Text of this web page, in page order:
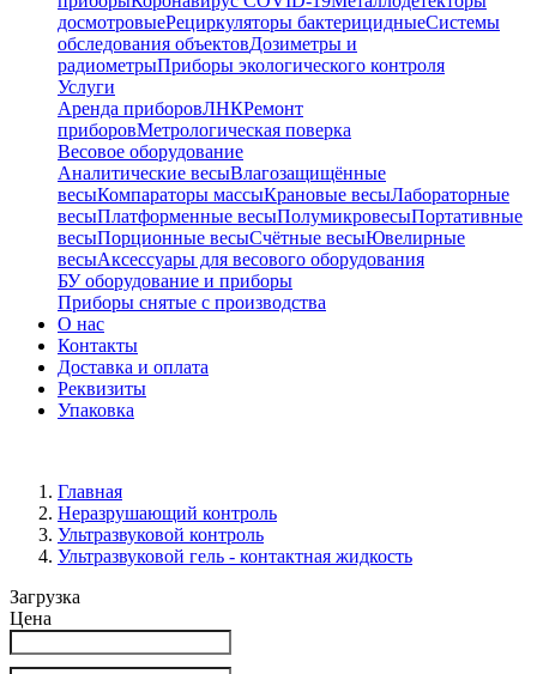
досмотровыеРециркуляторы бактерицидныеСистемы
обследования объектовДозиметры и
радиометрыПриборы экологического контроля
Услуги
Аренда приборовЛНКРемонт
приборовМетрологическая поверка
Весовое оборудование
Аналитические весыВлагозащищённые
весыКомпараторы массыКрановые весыЛабораторные
весыПлатформенные весыПолумикровесыПортативные
весыПорционные весыСчётные весыЮвелирные
весыАксессуары для весового оборудования
БУ оборудование и приборы
Приборы снятые с производства
О нас
Контакты
Доставка и оплата
Реквизиты
Упаковка
Главная
Неразрушающий контроль
Ультразвуковой контроль
Ультразвуковой гель - контактная жидкость
Загрузка
Цена